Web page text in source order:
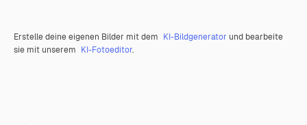
Erstelle deine eigenen Bilder mit dem KI-Bildgenerator und bearbeite
sie mit unserem KI-Fotoeditor.